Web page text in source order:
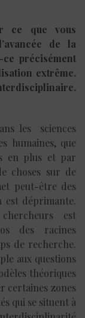
ce que vous
de la
précisément
extrême,
les sciences
humaines, que
en plus et par
choses sur de
peut-être des
est déprimante.
est
des racines
de recherche.
aux questions
théoriques
certaines zones
qui se situent à